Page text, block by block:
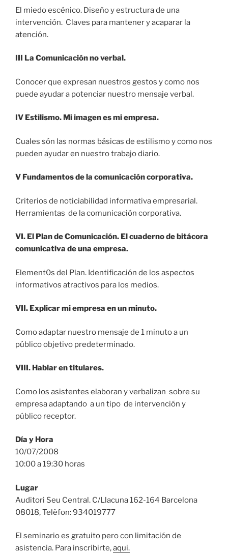
El miedo escénico. Diseño y estructura de una
intervención. Claves para mantener y acaparar la
atención.
III La Comunicación no verbal.
Conocer que expresan nuestros gestos y como nos
puede ayudar a potenciar nuestro mensaje verbal.
IV Estilismo. Mi imagen es mi empresa.
Cuales són las normas básicas de estilismo y como nos
pueden ayudar en nuestro trabajo diario.
V Fundamentos de la comunicación corporativa.
Criterios de noticiabilidad informativa empresarial.
Herramientas de la comunicación corporativa.
VI. El Plan de Comunicación. El cuaderno de bitácora
comunicativa de una empresa.
Element0s del Plan. Identificación de los aspectos
informativos atractivos para los medios.
VII. Explicar mi empresa en un minuto.
Como adaptar nuestro mensaje de 1 minuto a un
público objetivo predeterminado.
VIII. Hablar en titulares.
Como los asistentes elaboran y verbalizan sobre su
empresa adaptando a un tipo de intervención y
público receptor.
Día y Hora
10/07/2008
10:00 a 19:30 horas
Lugar
Auditori Seu Central. C/Llacuna 162-164 Barcelona
08018, Telèfon: 934019777
El seminario es gratuito pero con limitación de
asistencia. Para inscribirte,aqui.